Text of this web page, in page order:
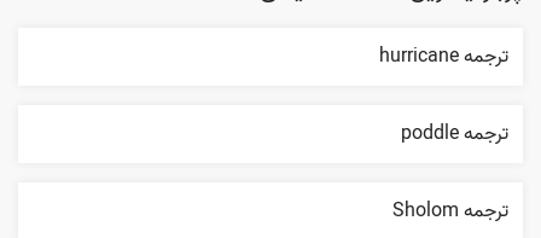
ترجمه hurricane
ترجمه poddle
ترجمه Sholom